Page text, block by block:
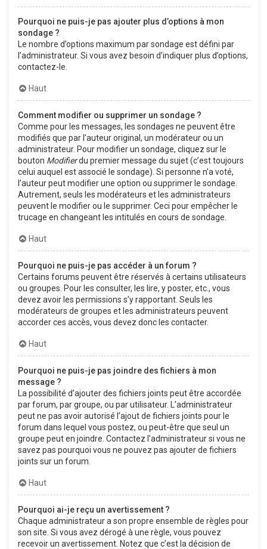
Pourquoi ne puis-je pas ajouter plus d’options à mon
sondage ?
Le nombre d’options maximum par sondage est défini par
l’administrateur. Si vous avez besoin d’indiquer plus d’options,
contactez-le.
Haut
Comment modifier ou supprimer un sondage ?
Comme pour les messages, les sondages ne peuvent être
modifiés que par l’auteur original, un modérateur ou un
administrateur. Pour modifier un sondage, cliquez sur le
bouton Modifierdu premier message du sujet (c’est toujours
celui auquel est associé le sondage). Si personne n’a voté,
l’auteur peut modifier une option ou supprimer le sondage.
Autrement, seuls les modérateurs et les administrateurs
peuvent le modifier ou le supprimer. Ceci pour empêcher le
trucage en changeant les intitulés en cours de sondage.
Haut
Pourquoi ne puis-je pas accéder à un forum ?
Certains forums peuvent être réservés à certains utilisateurs
ou groupes. Pour les consulter, les lire, y poster, etc., vous
devez avoir les permissions s’y rapportant. Seuls les
modérateurs de groupes et les administrateurs peuvent
accorder ces accès, vous devez donc les contacter.
Haut
Pourquoi ne puis-je pas joindre des fichiers à mon
message ?
La possibilité d’ajouter des fichiers joints peut être accordée
par forum, par groupe, ou par utilisateur. L’administrateur
peut ne pas avoir autorisé l’ajout de fichiers joints pour le
forum dans lequel vous postez, ou peut-être que seul un
groupe peut en joindre. Contactez l’administrateur si vous ne
savez pas pourquoi vous ne pouvez pas ajouter de fichiers
joints sur un forum.
Haut
Pourquoi ai-je reçu un avertissement ?
Chaque administrateur a son propre ensemble de règles pour
son site. Si vous avez dérogé à une règle, vous pouvez
recevoir un avertissement. Notez que c’est la décision de